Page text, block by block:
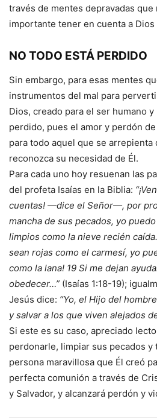
través de mentes depravadas
importante tener en cuenta a Dios
NO TODO ESTÁ PERDIDO
Sin embargo, para esas mentes
instrumentos del mal para
Dios, creado para el ser humano
perdido, pues el amor y perdón
para todo aquel que se arrepienta
reconozca su necesidad de Él.
Para cada uno hoy resuenan las
del profeta Isaías en la Biblia:
cuentas! —dice el Señor—, por
mancha de sus pecados, yo
limpios como la nieve recién
sean rojas como el carmesí, yo
como la lana! 19 Si me dejan
obedecer…” (Isaías 1:18-19);
Jesús dice: “Yo, el Hijo del
y salvar a los que viven alejados
Si este es su caso, apreciado
perdonarle, limpiar sus pecados y
persona maravillosa que Él creó
perfecta comunión a través de
y Salvador, y alcanzará perdón y